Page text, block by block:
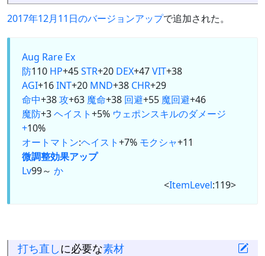
2017年12月11日のバージョンアップで追加された。
Aug Rare Ex
防110 HP+45STR+20 DEX+47VIT+38
AGI+16INT+20 MND+38 CHR+29
命中+38攻+63 魔命+38 回避+55 魔回避+46
魔防+3ヘイスト+5% ウェポンスキルのダメージ
+10%
オートマトン:ヘイスト+7% モクシャ+11
微調整効果アップ
Lv99～ か
<ItemLevel:119>
打ち直しに必要な素材